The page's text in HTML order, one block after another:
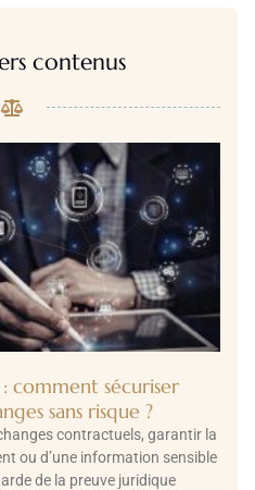
contenus
comment sécuriser
sans risque ?
contractuels, garantir la
ou d’une information sensible
de la preuve juridique